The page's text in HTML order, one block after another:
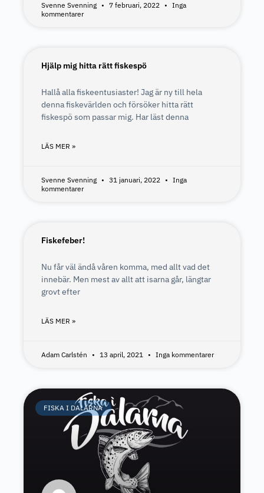
Svenne Svenning 7 februari, 2022
Inga
kommentarer
Hjälp mig hitta rätt fiskespö
Hallå alla fiskeentusiaster! Jag är ny till hela
denna fiskevärlden och försöker hitta rätt
fiskespö som passar mig. Har läst denna
LÄS MER »
Svenne Svenning 31 januari, 2022
Inga
kommentarer
Fiskefeber!
Nu får väl ändå våren komma, med allt vad det
innebär. Men mest av allt att isarna går, längtar
grovt efter
LÄS MER »
Adam Carlstén 13 april, 2021 Inga kommentarer
FISKA I DALARNA